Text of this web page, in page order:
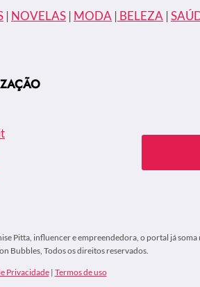
| NOVELAS | MODA | BELEZA |
Pitta, influencer e empreendedora, o portal já
Bubbles, Todos os direitos reservados.
Privacidade| Termos de uso